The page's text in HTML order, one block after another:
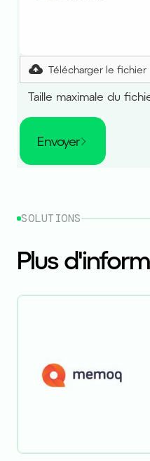
Télécharger le fichier
Taille maximale du
Envoyer
SOLUTIONS
Plus